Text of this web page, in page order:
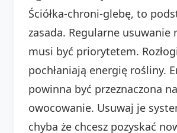
Ściółka-chroni-glebę, to
zasada. Regularne usuwanie
musi być priorytetem.
pochłaniają energię rośliny.
powinna być przeznaczona na
owocowanie. Usuwaj je
chyba że chcesz pozyskać